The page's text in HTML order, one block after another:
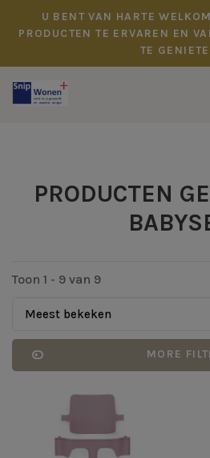
U BENT VAN HARTE
PRODUCTEN TE ERVAREN EN
TE
PRODUCTEN
Toon 1 - 9 van 9
Meest bekeken
MORE